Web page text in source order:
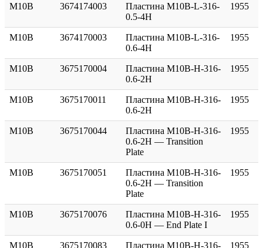
M10B 3674174003
Пластина M10B-L-316-
0.5-4H
1955
M10B 3674170003
Пластина M10B-L-316-
0.6-4H
1955
M10B 3675170004
Пластина M10B-H-316-
0.6-2H
1955
M10B 3675170011
Пластина M10B-H-316-
0.6-2H
1955
M10B 3675170044
Пластина M10B-H-316-
0.6-2H — Transition
Plate
1955
M10B 3675170051
Пластина M10B-H-316-
0.6-2H — Transition
Plate
1955
M10B 3675170076
Пластина M10B-H-316-
0.6-0H — End Plate I
1955
M10B 3675170083 Пластина M10B-H-316- 1955